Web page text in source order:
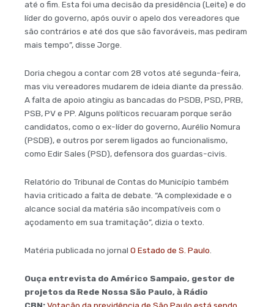
até o fim. Esta foi uma decisão da presidência (Leite) e do
líder do governo, após ouvir o apelo dos vereadores que
são contrários e até dos que são favoráveis, mas pediram
mais tempo”, disse Jorge.
Doria chegou a contar com 28 votos até segunda-feira,
mas viu vereadores mudarem de ideia diante da pressão.
A falta de apoio atingiu as bancadas do PSDB, PSD, PRB,
PSB, PV e PP. Alguns políticos recuaram porque serão
candidatos, como o ex-líder do governo, Aurélio Nomura
(PSDB), e outros por serem ligados ao funcionalismo,
como Edir Sales (PSD), defensora dos guardas-civis.
Relatório do Tribunal de Contas do Município também
havia criticado a falta de debate. “A complexidade e o
alcance social da matéria são incompatíveis com o
açodamento em sua tramitação”, dizia o texto.
Matéria publicada no jornal O Estado de S. Paulo
Ouça entrevista do Américo Sampaio, gestor de
projetos da Rede Nossa São Paulo, à Rádio
CBN:Votação da previdência de São Paulo está sendo